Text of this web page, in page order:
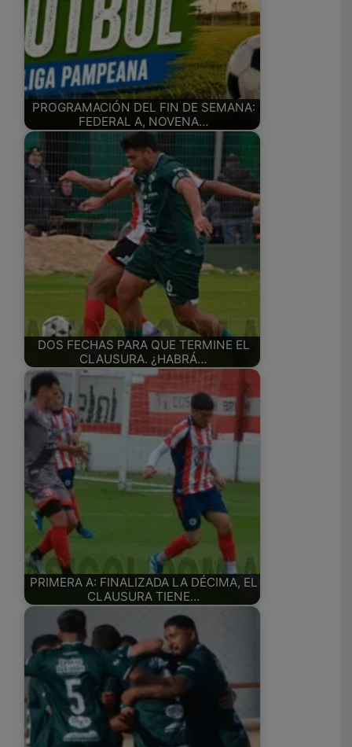
PROGRAMACIÓN DEL FIN DE SEMANA:
FEDERAL A, NOVENA…
DOS FECHAS PARA QUE TERMINE EL
CLAUSURA. ¿HABRÁ…
PRIMERA A: FINALIZADA LA DÉCIMA, EL
CLAUSURA TIENE…